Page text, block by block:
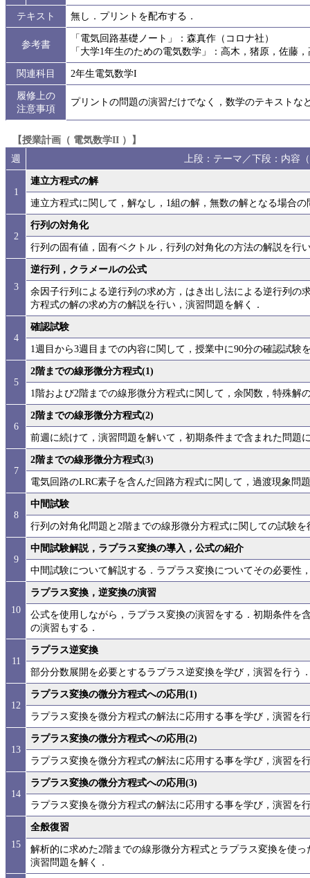
テキスト 無し．プリントを配布する．
参考書
「電気回路基礎ノート」：森真作（コロナ社）
「大学1年生のための電気数学」：高木，猪原，佐藤
関連科目
2年生電気数学I
履修上の
注意事項
プリントの問題の演習だけでなく，数学のテキストな
【授業計画（ 電気数学II ）】
週
上段：テーマ／下段：内容
1
連立方程式の解
連立方程式に関して，解なし，1組の解，無数の解となる場合
2
行列の対角化
行列の固有値，固有ベクトル，行列の対角化の方法の解説を行
3
逆行列，クラメールの公式
余因子行列による逆行列の求め方，はき出し法による逆行列の
方程式の解の求め方の解説を行い，演習問題を解く．
4
確認試験
1週目から3週目までの内容に関して，授業中に90分の確認試験
5
2階までの線形微分方程式(1)
1階および2階までの線形微分方程式に関して，余関数，特殊解
6
2階までの線形微分方程式(2)
前週に続けて，演習問題を解いて，初期条件まで含まれた問題
7
2階までの線形微分方程式(3)
電気回路のLRC素子を含んだ回路方程式に関して，過渡現象問
8
中間試験
行列の対角化問題と2階までの線形微分方程式に関しての試験を
9
中間試験解説，ラプラス変換の導入，公式の紹介
中間試験について解説する．ラプラス変換についてその必要性
10
ラプラス変換，逆変換の演習
公式を使用しながら，ラプラス変換の演習をする．初期条件を
の演習もする．
11
ラプラス逆変換
部分分数展開を必要とするラプラス逆変換を学び，演習を行う
12
ラプラス変換の微分方程式への応用(1)
ラプラス変換を微分方程式の解法に応用する事を学び，演習を
13
ラプラス変換の微分方程式への応用(2)
ラプラス変換を微分方程式の解法に応用する事を学び，演習を
14
ラプラス変換の微分方程式への応用(3)
ラプラス変換を微分方程式の解法に応用する事を学び，演習を
15
全般復習
解析的に求めた2階までの線形微分方程式とラプラス変換を使
演習問題を解く．